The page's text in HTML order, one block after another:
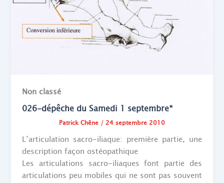
Non classé
026-dépêche du Samedi 1 septembre*
Patrick Chêne / 24 septembre 2010
L’articulation sacro-iliaque: première partie, une
description façon ostéopathique
Les articulations sacro-iliaques font partie des
articulations peu mobiles qui ne sont pas souvent